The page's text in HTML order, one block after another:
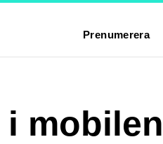
Prenumerera
mobilen